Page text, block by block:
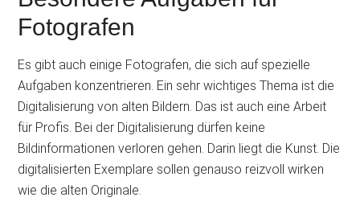
Fotografen
Es gibt auch einige Fotografen, die sich auf spezielle
Aufgaben konzentrieren. Ein sehr wichtiges Thema ist die
Digitalisierung von alten Bildern. Das ist auch eine Arbeit
für Profis. Bei der Digitalisierung dürfen keine
Bildinformationen verloren gehen. Darin liegt die Kunst. Die
digitalisierten Exemplare sollen genauso reizvoll wirken
wie die alten Originale.